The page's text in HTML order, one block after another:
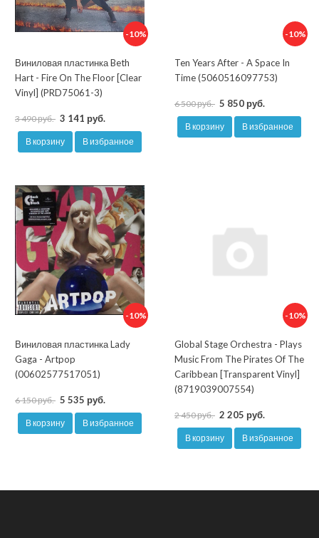
-10%
Виниловая пластинка Beth
Hart - Fire On The Floor [Clear
Vinyl] (PRD75061-3)
3 490 руб. 3 141 руб.
В корзину В избранное
-10%
Ten Years After - A Space In
Time (5060516097753)
6 500 руб. 5 850 руб.
В корзину В избранное
-10%
Виниловая пластинка Lady
Gaga - Artpop
(00602577517051)
6 150 руб. 5 535 руб.
В корзину В избранное
-10%
Global Stage Orchestra - Plays
Music From The Pirates Of The
Caribbean [Transparent Vinyl]
(8719039007554)
2 450 руб. 2 205 руб.
В корзину В избранное